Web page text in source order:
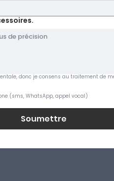
donc je consens au traitement de
(sms, WhatsApp, appel vocal)
Soumettre